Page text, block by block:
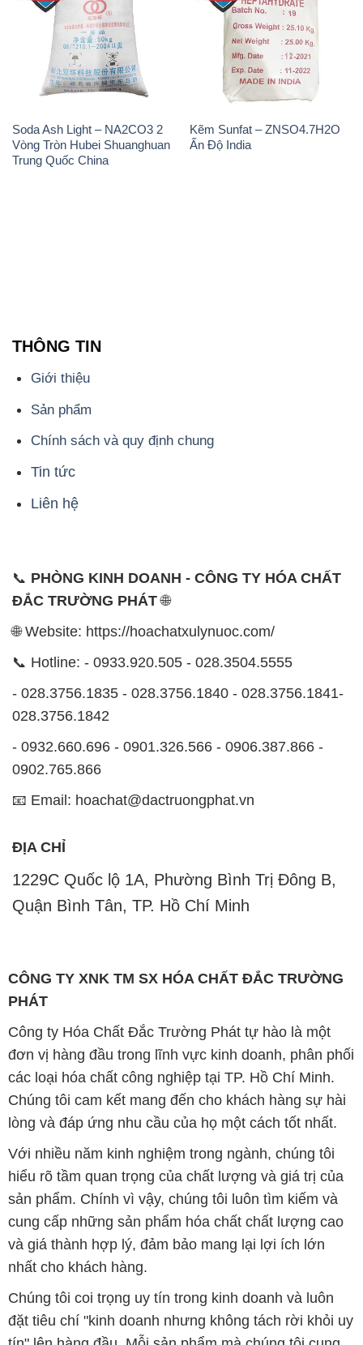
Soda Ash Light – NA2CO3 2
Vòng Tròn Hubei Shuanghuan
Trung Quốc China
Kẽm Sunfat – ZNSO4.7H2O
Ấn Độ India
THÔNG TIN
Giới thiệu
Sản phẩm
Chính sách và quy định chung
Tin tức
Liên hệ
📞 PHÒNG KINH DOANH - CÔNG TY HÓA CHẤT
ĐẮC TRƯỜNG PHÁT🌐
🌐 Website: https://hoachatxulynuoc.com/
📞 Hotline: - 0933.920.505 - 028.3504.5555
- 028.3756.1835 - 028.3756.1840 - 028.3756.1841-
028.3756.1842
- 0932.660.696 - 0901.326.566 - 0906.387.866 -
0902.765.866
📧 Email: hoachat@dactruongphat.vn
ĐỊA CHỈ
1229C Quốc lộ 1A, Phường Bình Trị Đông B,
Quận Bình Tân, TP. Hồ Chí Minh
CÔNG TY XNK TM SX HÓA CHẤT ĐẮC TRƯỜNG
PHÁT
Công ty Hóa Chất Đắc Trường Phát tự hào là một
đơn vị hàng đầu trong lĩnh vực kinh doanh, phân phối
các loại hóa chất công nghiệp tại TP. Hồ Chí Minh.
Chúng tôi cam kết mang đến cho khách hàng sự hài
lòng và đáp ứng nhu cầu của họ một cách tốt nhất.
Với nhiều năm kinh nghiệm trong ngành, chúng tôi
hiểu rõ tầm quan trọng của chất lượng và giá trị của
sản phẩm. Chính vì vậy, chúng tôi luôn tìm kiếm và
cung cấp những sản phẩm hóa chất chất lượng cao
và giá thành hợp lý, đảm bảo mang lại lợi ích lớn
nhất cho khách hàng.
Chúng tôi coi trọng uy tín trong kinh doanh và luôn
đặt tiêu chí "kinh doanh nhưng không tách rời khỏi uy